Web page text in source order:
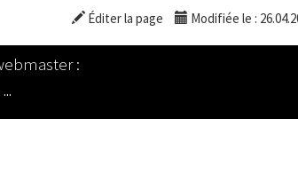
Éditer la page Modifiée le :
:
...